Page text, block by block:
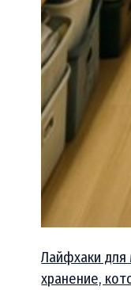
Лайфхаки для
хранение,